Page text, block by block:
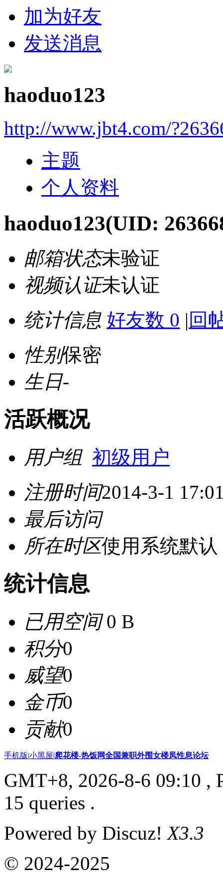
加为好友
发送消息
haoduo123
http://www.jbt4.com/
主题
个人资料
haoduo123(UID:
邮箱状态未验证
视频认证未认证
统计信息 好友数 0 | 回
性别保密
生日-
活跃概况
用户组 初级用户
注册时间2014-3-1
最后访问
所在时区使用系统默认
统计信息
已用空间0 B
积分0
威望0
金币0
贡献0
手机版|小黑屋|爬花楼-热饭网全国兼职外围女楼凤性息论坛
GMT+8, 2026-8-6 09:10 ,
15 queries .
Powered by Discuz!X3.3
© 2024-2025